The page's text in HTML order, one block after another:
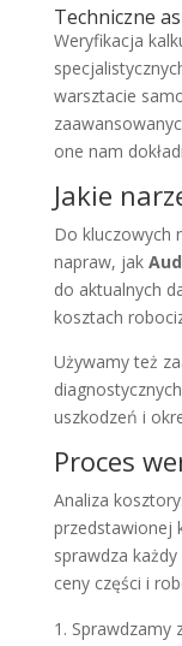
Techniczne
Weryfikacja
warsztacie
one nam
Jakie
Do kluczowych
napraw, jak
do aktualnych
kosztach
Używamy też
uszkodzeń i
Proces
Analiza
przedstawionej
sprawdza
ceny części i
Sprawdzamy